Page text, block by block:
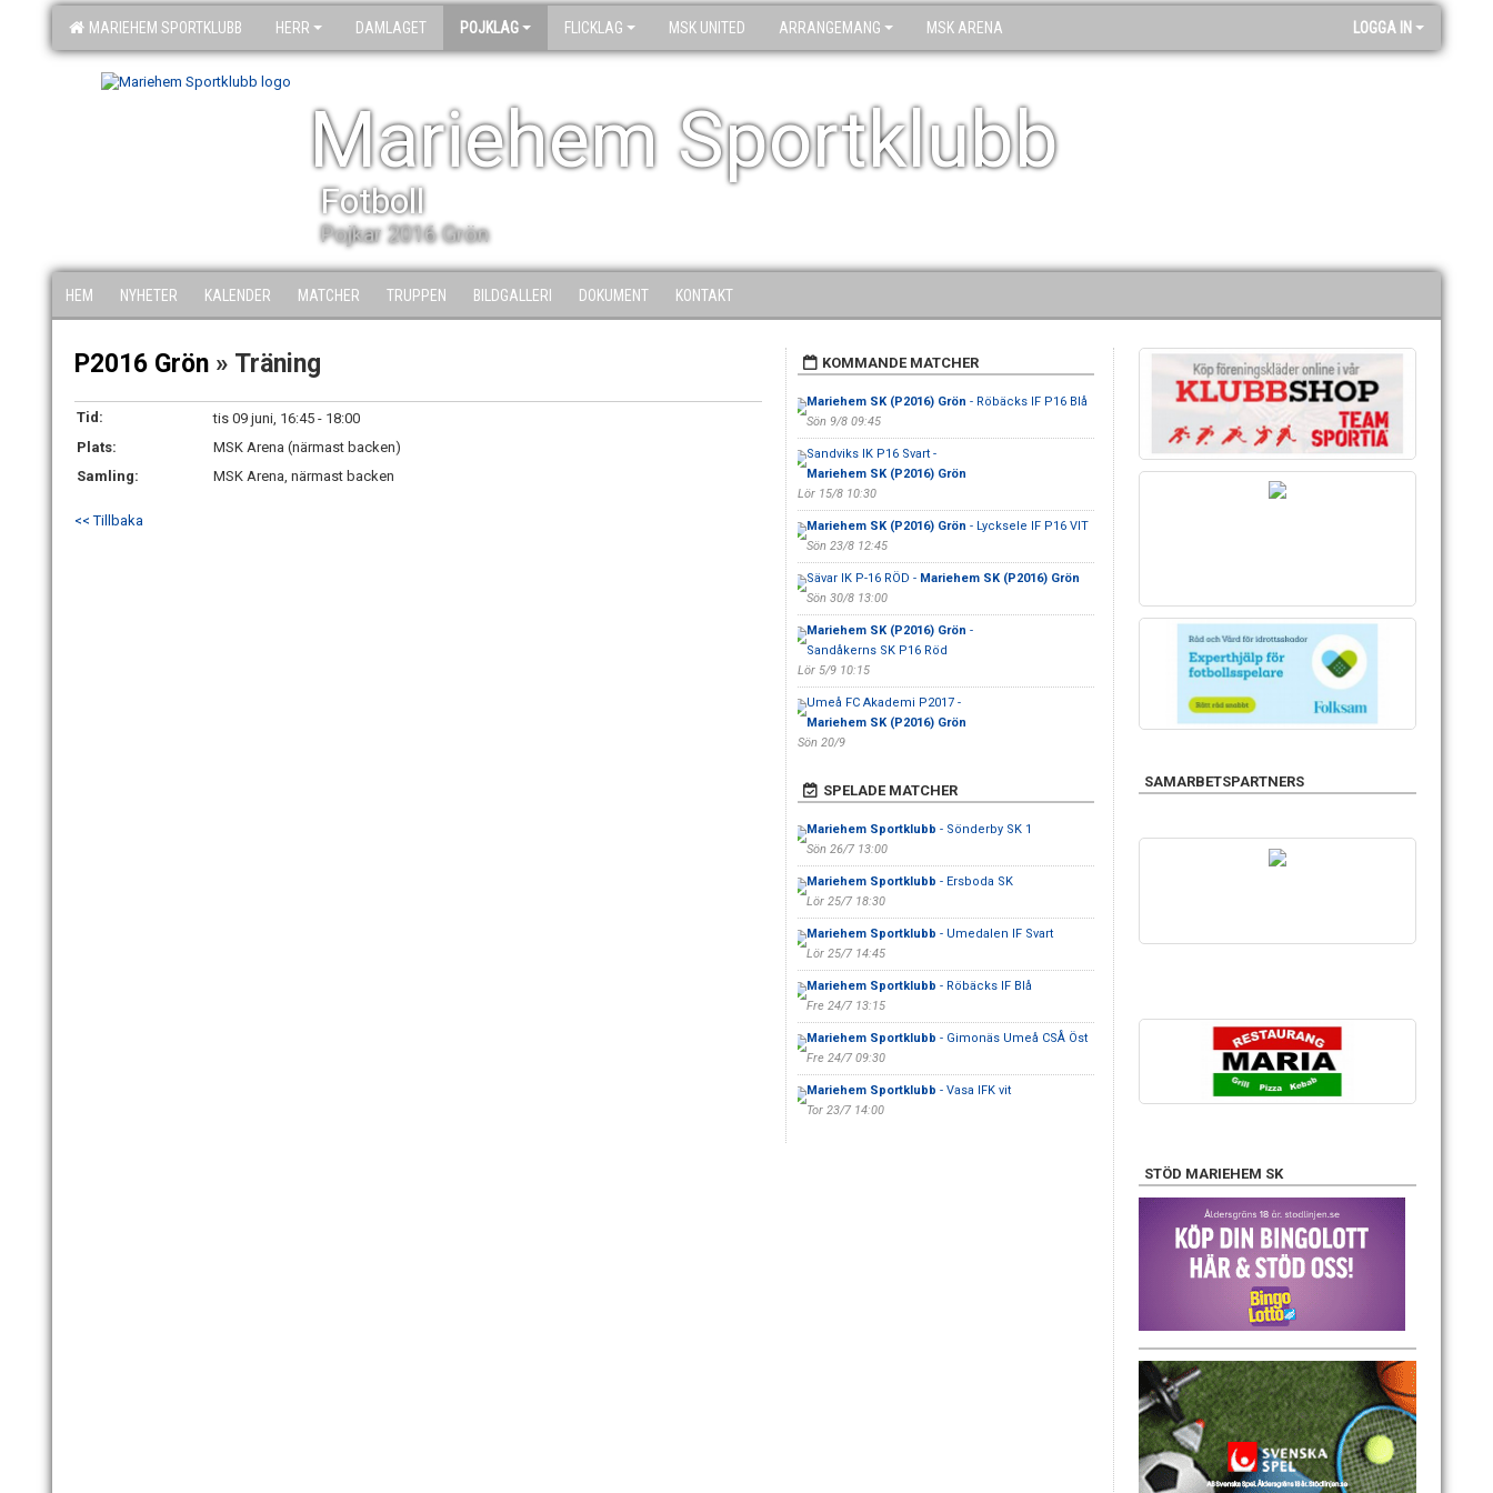
MARIEHEM SPORTKLUBB HERR DAMLAGET POJKLAG FLICKLAG MSK UNITED ARRANGEMANG MSK ARENA LOGGA IN
Mariehem Sportklubb
Fotboll
Pojkar 2016 Grön
HEM NYHETER KALENDER MATCHER TRUPPEN BILDGALLERI DOKUMENT KONTAKT
P2016 Grön » Träning
Tid:
tis 09 juni, 16:45 - 18:00
Plats:
MSK Arena (närmast backen)
Samling:
MSK Arena, närmast backen
<< Tillbaka
KOMMANDE MATCHER
Mariehem SK (P2016) Grön - Röbäcks IF P16 Blå
Sön 9/8 09:45
Sandviks IK P16 Svart -
Mariehem SK (P2016) Grön
Lör 15/8 10:30
Mariehem SK (P2016) Grön - Lycksele IF P16 VIT
Sön 23/8 12:45
Sävar IK P-16 RÖD - Mariehem SK (P2016) Grön
Sön 30/8 13:00
Mariehem SK (P2016) Grön -
Sandåkerns SK P16 Röd
Lör 5/9 10:15
Umeå FC Akademi P2017 -
Mariehem SK (P2016) Grön
Sön 20/9
SPELADE MATCHER
Mariehem Sportklubb - Sönderby SK 1
Sön 26/7 13:00
Mariehem Sportklubb - Ersboda SK
Lör 25/7 18:30
Mariehem Sportklubb - Umedalen IF Svart
Lör 25/7 14:45
Mariehem Sportklubb - Röbäcks IF Blå
Fre 24/7 13:15
Mariehem Sportklubb - Gimonäs Umeå CSÅ Öst
Fre 24/7 09:30
Mariehem Sportklubb - Vasa IFK vit
Tor 23/7 14:00
SAMARBETSPARTNERS
STÖD MARIEHEM SK